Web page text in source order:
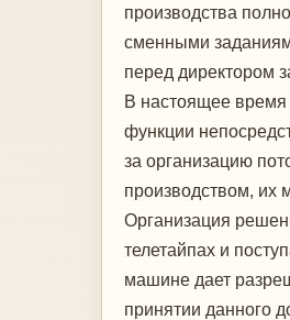
производства
сменными
перед директором
В настоящее время
функции
за организацию
производством, их
Организация
телетайпах и
машине дает
принятии данного